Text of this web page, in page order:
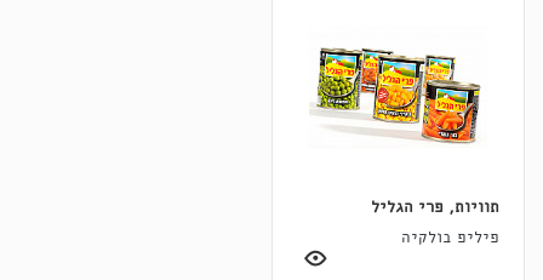
תוויות, פרי הגליל
פיליפ בולקיה